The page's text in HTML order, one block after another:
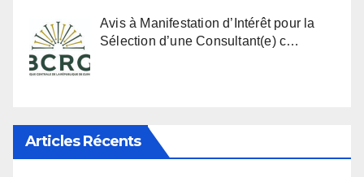
Avis à Manifestation d’Intérêt pour la
Sélection d’une Consultant(e) c…
Articles Récents